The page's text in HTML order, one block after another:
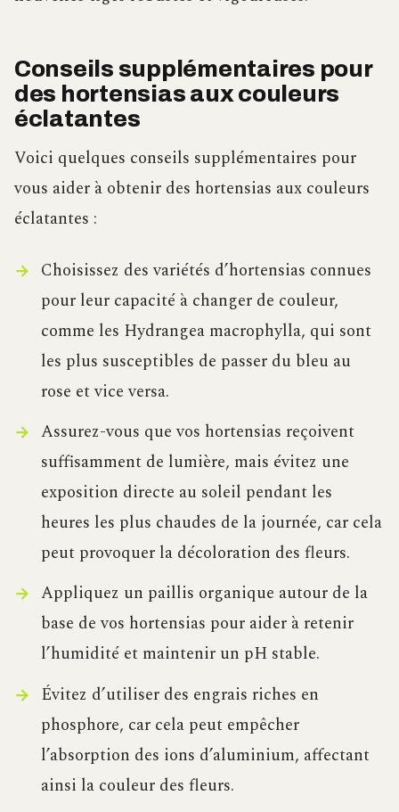
Conseils supplémentaires pour
des hortensias aux couleurs
éclatantes
Voici quelques conseils supplémentaires pour
vous aider à obtenir des hortensias aux couleurs
éclatantes :
Choisissez des variétés d’hortensias connues
pour leur capacité à changer de couleur,
comme les Hydrangea macrophylla, qui sont
les plus susceptibles de passer du bleu au
rose et vice versa.
Assurez-vous que vos hortensias reçoivent
suffisamment de lumière, mais évitez une
exposition directe au soleil pendant les
heures les plus chaudes de la journée, car cela
peut provoquer la décoloration des fleurs.
Appliquez un paillis organique autour de la
base de vos hortensias pour aider à retenir
l’humidité et maintenir un pH stable.
Évitez d’utiliser des engrais riches en
phosphore, car cela peut empêcher
l’absorption des ions d’aluminium, affectant
ainsi la couleur des fleurs.